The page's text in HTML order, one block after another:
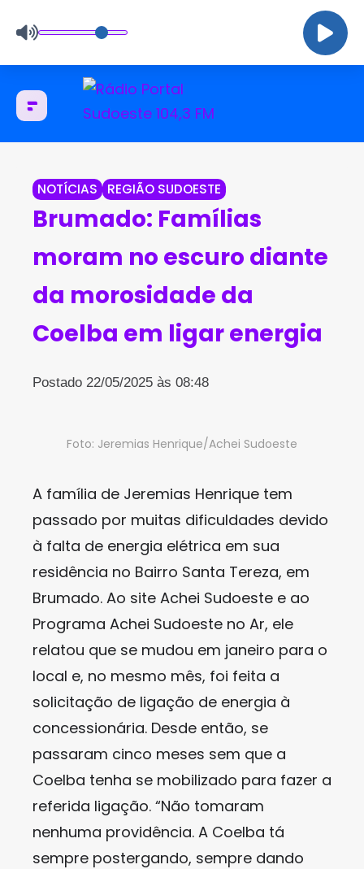
NOTÍCIAS REGIÃO SUDOESTE
Brumado: Famílias
moram no escuro diante
da morosidade da
Coelba em ligar energia
Postado 22/05/2025 às 08:48
Foto: Jeremias Henrique/Achei Sudoeste
A família de Jeremias Henrique tem
passado por muitas dificuldades devido
à falta de energia elétrica em sua
residência no Bairro Santa Tereza, em
Brumado. Ao site Achei Sudoeste e ao
Programa Achei Sudoeste no Ar, ele
relatou que se mudou em janeiro para o
local e, no mesmo mês, foi feita a
solicitação de ligação de energia à
concessionária. Desde então, se
passaram cinco meses sem que a
Coelba tenha se mobilizado para fazer a
referida ligação. “Não tomaram
nenhuma providência. A Coelba tá
sempre postergando, sempre dando